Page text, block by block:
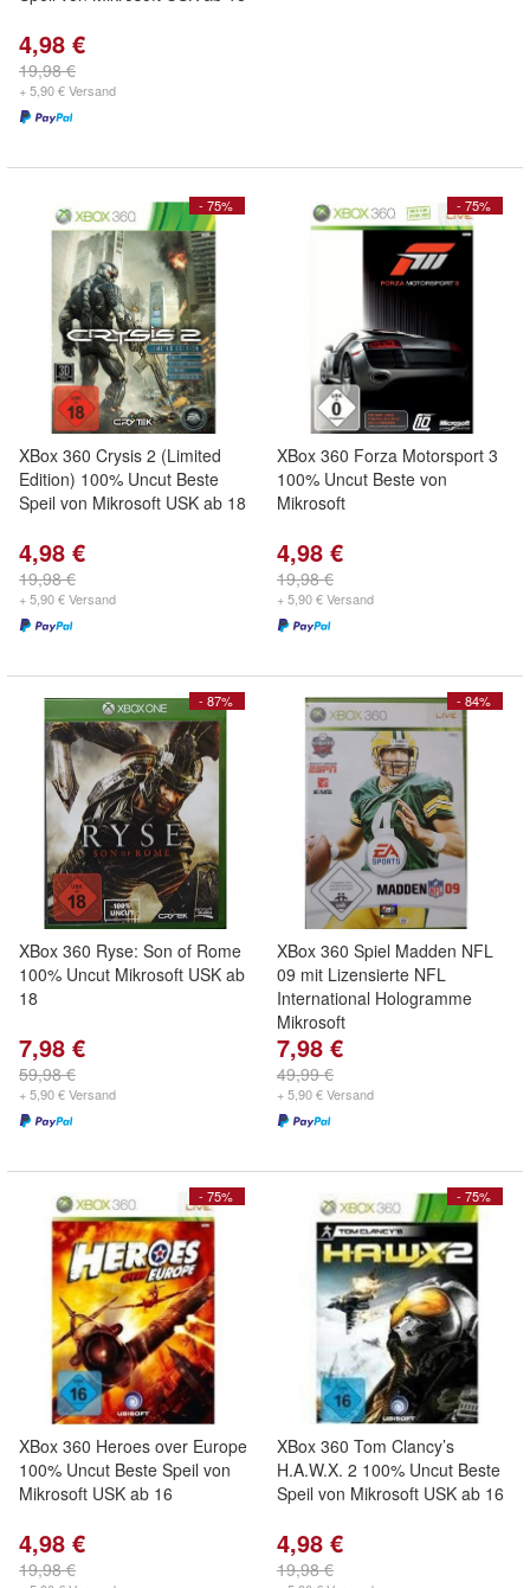
4,98 €
19,98 €
+ 5,90 € Versand
- 75%
XBox 360 Crysis 2 (Limited
Edition) 100% Uncut Beste
Speil von Mikrosoft USK ab 18
4,98 €
19,98 €
+ 5,90 € Versand
- 75%
XBox 360 Forza Motorsport 3
100% Uncut Beste von
Mikrosoft
4,98 €
19,98 €
+ 5,90 € Versand
- 87%
XBox 360 Ryse: Son of Rome
100% Uncut Mikrosoft USK ab
18
7,98 €
59,98 €
+ 5,90 € Versand
- 84%
XBox 360 Spiel Madden NFL
09 mit Lizensierte NFL
International Hologramme
Mikrosoft
7,98 €
49,99 €
+ 5,90 € Versand
- 75%
XBox 360 Heroes over Europe
100% Uncut Beste Speil von
Mikrosoft USK ab 16
4,98 €
19,98 €
- 75%
XBox 360 Tom Clancy’s
H.A.W.X. 2 100% Uncut Beste
Speil von Mikrosoft USK ab 16
4,98 €
19,98 €